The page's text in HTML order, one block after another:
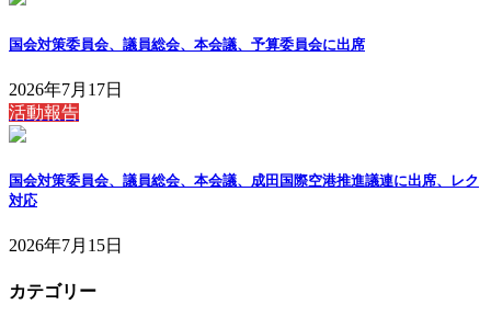
国会対策委員会、議員総会、本会議、予算委員会に出席
2026年7月17日
活動報告
国会対策委員会、議員総会、本会議、成田国際空港推進議連に出席、レク
対応
2026年7月15日
カテゴリー